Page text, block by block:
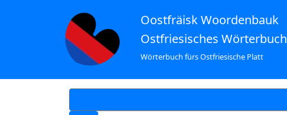
Oostfräisk Woordenbauk
Ostfriesisches Wörterbuch
Wörterbuch fürs Ostfriesische Platt